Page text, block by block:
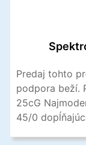
Predaj tohto
podpora beží.
25cG
45/0